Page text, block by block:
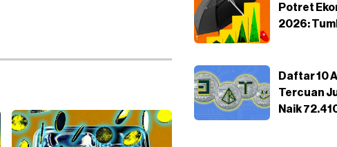
Potret
2026:
Daftar 10
Tercuan
Naik